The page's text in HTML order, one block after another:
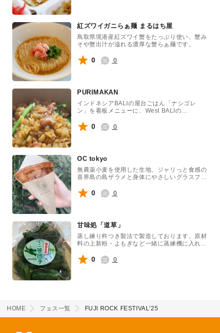
紅ズワイガニらぁ麺 まるはち屋
鳥取県境港産紅ズワイ蟹をたっぷり使い、蟹み
そや蟹出汁が溢れる濃厚な蟹らぁ麺です。
0 0
PURIMAKAN
インドネシアBALIの屋台ごはん「ナシゴレ
ン」を看板メニューに、West BALIの
「PURIMAKAN」がフジロックに初登場！甘
辛ソースと香ばしいスパイスがクセになる、本
0 0
OC tokyo
無農薬小麦を使用した生地、ジャリっと食感の
喜界島の島ザラメと身体にやさしいグラスフェ
tokyo 1番人気の定番クレープです。
0 0
甘味処「道草」
蒸し練り杵つき製法で製造しております。原材
料の上新粉・よもぎなど一緒に蒸練機に入れ蒸
い程よいこしのある生地に仕上がっておりま
す。出来上がった生地は餅つき機で杵で突きま
0 0
HOME フェス一覧 FUJI ROCK FESTIVAL'25